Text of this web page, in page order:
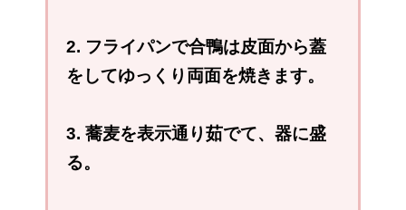
2. フライパンで合鴨は皮面から蓋
をしてゆっくり両面を焼きます。
3. 蕎麦を表示通り茹でて、器に盛
る。